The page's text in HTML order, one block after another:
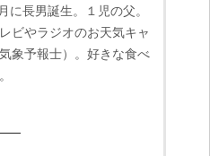
に長男誕生。１児の父。
ビやラジオのお天気キャ
象予報士）。好きな食べ